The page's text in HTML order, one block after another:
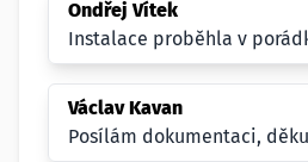
Ondřej Vítek
Instalace proběhla v
Václav Kavan
Posílám dokumentaci,